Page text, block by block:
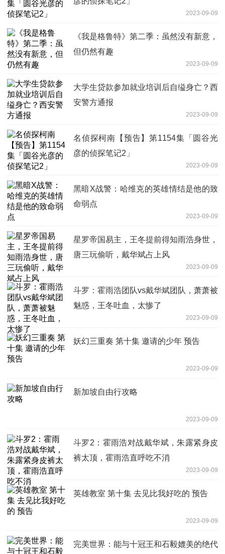
2023-09-09
《我是格鲁特》第二季：虽然没有新意，
但仍然有趣
2023-09-09
大学生贷款参加就业培训后自缢身亡？西
安警方通报
2023-09-09
名侦探柯南【预告】第1154集「圆谷光
彦的侦探笔记2」
2023-09-09
黑暗X战警：哈维克的英雄情结是他的致
命弱点
2023-09-09
星罗帝国易主，王冬提前得知雨浩身世，
唐三玩偷听，戴华斌占上风
2023-09-09
斗罗：霍雨浩团队vs戴华斌团队，萧萧被
魅惑，王冬吐血，太惨了
2023-09-09
妖幻三重奏 第十集 邀请的少年 预告
2023-09-09
新加坡自由行攻略
2023-09-09
斗罗2：霍雨浩对战戴华斌，朱露紧身皮
裤太顶，霍雨浩直呼吃不消
2023-09-09
英雄教室 第十集 去见比我好吃的 预告
2023-09-09
完美世界：能与十冠王和石毅媲美的绝代